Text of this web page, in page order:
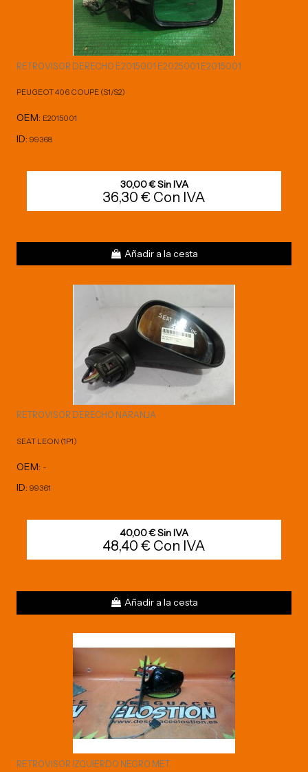
RETROVISOR DERECHO E2015001 E2025001 E2015001
PEUGEOT 406 COUPE (S1/S2)
OEM: E2015001
ID: 99368
30,00 € Sin IVA
36,30 € Con IVA
Añadir a la cesta
RETROVISOR DERECHO NARANJA
SEAT LEON (1P1)
OEM: -
ID: 99361
40,00 € Sin IVA
48,40 € Con IVA
Añadir a la cesta
RETROVISOR IZQUIERDO NEGRO MET.